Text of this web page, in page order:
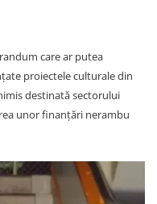
care ar putea
proiectele culturale din
destinată sectorului
unor finanțări nerambu